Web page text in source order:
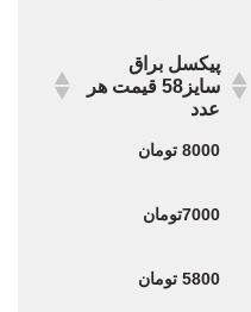
پیکسل براق
سایز58 قیمت هر
عدد
پیکسل براق
سایز58 قیمت هر
8000 تومان
7000تومان
5800 تومان